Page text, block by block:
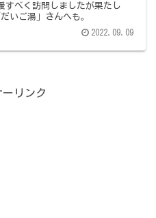
すべく訪問しましたが果たし
いご湯」さんへも。
2022.09.09
ーリンク